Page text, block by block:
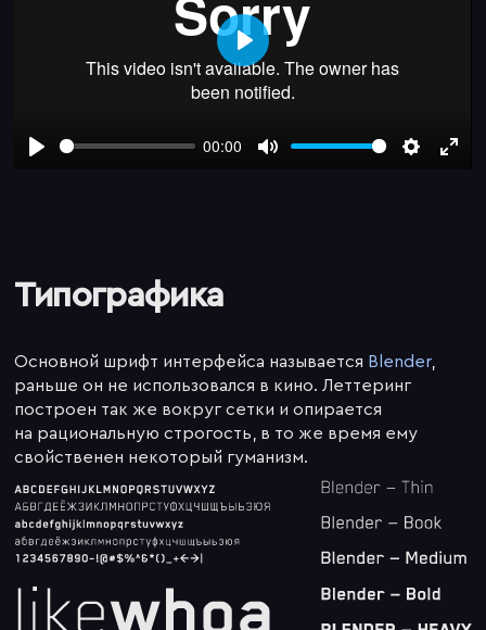
00:00
Play
Типографика
Основной шрифт интерфейса называется Blender,
раньше он не использовался в кино. Леттеринг
построен так же вокруг сетки и опирается
на рациональную строгость, в то же время ему
свойственен некоторый гуманизм.